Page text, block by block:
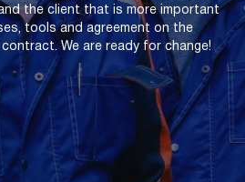
the client that is more important
tools and agreement on the
We are ready for change!